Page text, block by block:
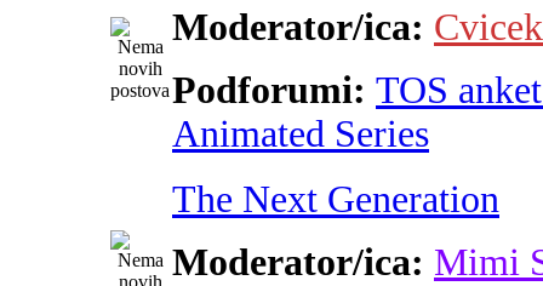
Moderator/ica: Cvicek
Podforumi: TOS
Animated Series
The Next Generation
Moderator/ica: Mimi